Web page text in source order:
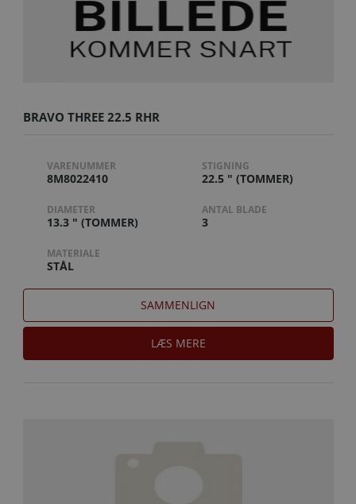
BRAVO THREE 22.5 RHR
VARENUMMER
8M8022410
STIGNING
22.5 " (TOMMER)
DIAMETER
13.3 " (TOMMER)
ANTAL BLADE
3
MATERIALE
STÅL
SAMMENLIGN
LÆS MERE